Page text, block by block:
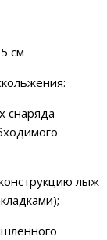
см
снаряда
лыж